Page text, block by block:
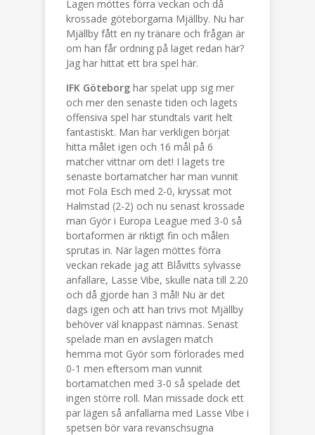
Lagen möttes förra veckan och då
krossade göteborgarna Mjällby. Nu har
Mjällby fått en ny tränare och frågan är
om han får ordning på laget redan här?
Jag har hittat ett bra spel här.
IFK Göteborg har spelat upp sig mer
och mer den senaste tiden och lagets
offensiva spel har stundtals varit helt
fantastiskt. Man har verkligen börjat
hitta målet igen och 16 mål på 6
matcher vittnar om det! I lagets tre
senaste bortamatcher har man vunnit
mot Fola Esch med 2-0, kryssat mot
Halmstad (2-2) och nu senast krossade
man Györ i Europa League med 3-0 så
bortaformen är riktigt fin och målen
sprutas in. När lagen möttes förra
veckan rekade jag att Blåvitts sylvasse
anfallare, Lasse Vibe, skulle näta till 2.20
och då gjorde han 3 mål! Nu är det
dags igen och att han trivs mot Mjällby
behöver väl knappast nämnas. Senast
spelade man en avslagen match
hemma mot Györ som förlorades med
0-1 men eftersom man vunnit
bortamatchen med 3-0 så spelade det
ingen större roll. Man missade dock ett
par lägen så anfallarna med Lasse Vibe i
spetsen bör vara revanschsugna